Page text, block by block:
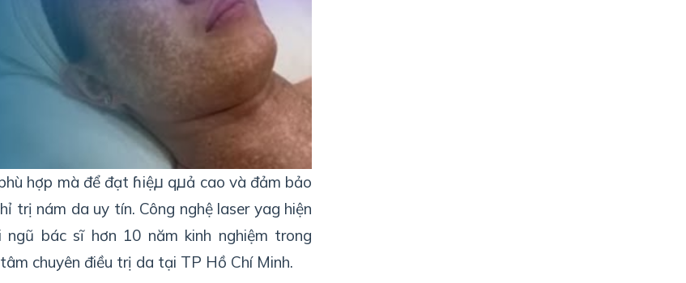
hợp mà để đạt ɦіệꙡ qꙡả cao và đảm bảo
trị nám da uy tín. Công nghệ laser yag hiện
bác sĩ hơn 10 năm kinh nghiệm trong
chuyên điều trị da tại TP Hồ Chí Minh.